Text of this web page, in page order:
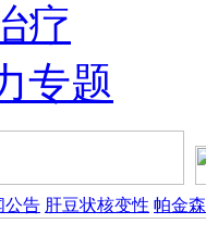
疗
专题
公告 肝豆状核变性 帕金森